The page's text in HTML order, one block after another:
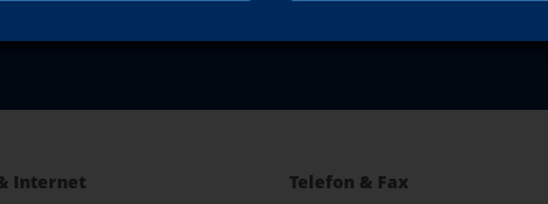
Internet
Telefon & Fax